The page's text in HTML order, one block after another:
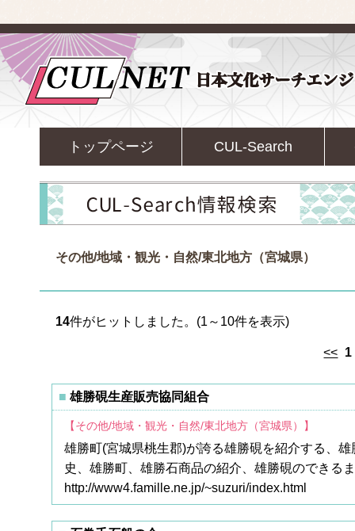
トップページ CUL-Search
その他/地域・観光・自然/東北地方（宮城県）
14件がヒットしました。(1～10件を表示)
<< 1
雄勝硯生産販売協同組合
【その他/地域・観光・自然/東北地方（宮城県）】
雄勝町(宮城県桃生郡)が誇る雄勝硯を紹介する、
史、雄勝町、雄勝石商品の紹介、雄勝硯のできる
http://www4.famille.ne.jp/~suzuri/index.html